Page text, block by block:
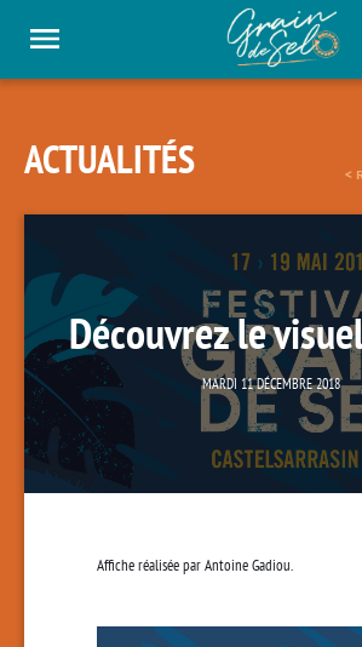
ACTUALITÉS <
Découvrez le
MARDI 11 DÉCEMBRE 2018
Affiche réalisée parAntoine Gadiou.